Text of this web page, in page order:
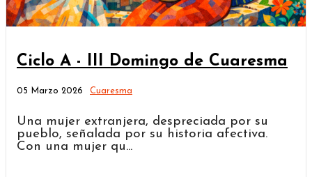
Ciclo A - III Domingo de Cuaresma
05 Marzo 2026 Cuaresma
Una mujer extranjera, despreciada por su
pueblo, señalada por su historia afectiva.
Con una mujer qu...